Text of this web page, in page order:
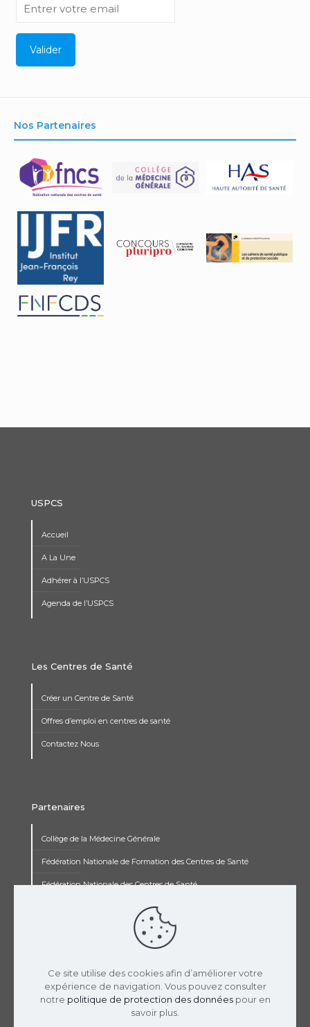
Nos Partenaires
USPCS
Accueil
A La Une
Adhérer à l’USPCS
Agenda de l’USPCS
Les Centres de Santé
Créer un Centre de Santé
Offres d’emploi en centres de santé
Contactez Nous
Partenaires
Collège de la Médecine Générale
Fédération Nationale de Formation des Centres de Santé
Fédération Nationale des Centres de Santé
Institut de Recherche Jean François Rey
Ce site utilise des cookies afin d’améliorer votre
expérience de navigation. Vous pouvez consulter
notre politique de protection des donnéespour en
savoir plus.